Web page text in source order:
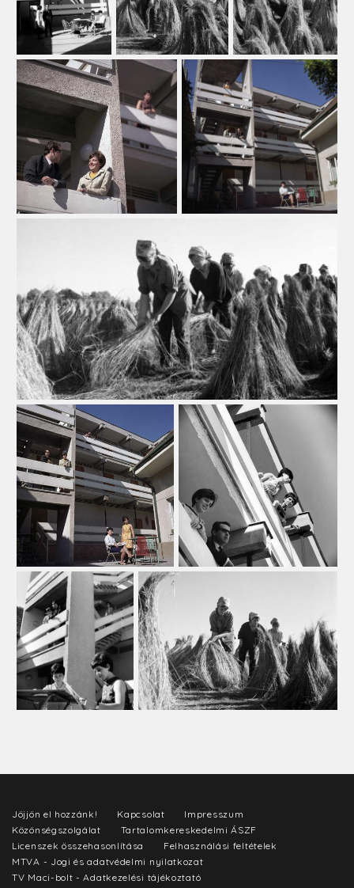
Jöjjön el hozzánk! Kapcsolat
Impresszum
Közönségszolgálat
Tartalomkereskedelmi ÁSZF
Licenszek összehasonlítása
Felhasználási feltételek
MTVA - Jogi és adatvédelmi nyilatkozat
TV Maci-bolt - Adatkezelési tájékoztató